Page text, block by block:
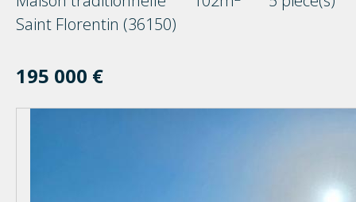
Saint Florentin (36150)
195 000 €